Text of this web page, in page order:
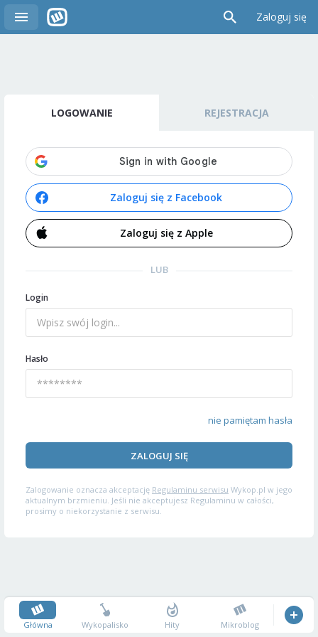
Zaloguj się
LOGOWANIE REJESTRACJA
Zaloguj się z Facebook
Zaloguj się z Apple
LUB
Login
Hasło
nie pamiętam hasła
ZALOGUJ SIĘ
Zalogowanie oznacza akceptację Regulaminu serwisu Wykop.pl w jego
aktualnym brzmieniu. Jeśli nie akceptujesz Regulaminu w całości,
prosimy o niekorzystanie z serwisu.
Główna Wykopalisko Hity Mikroblog